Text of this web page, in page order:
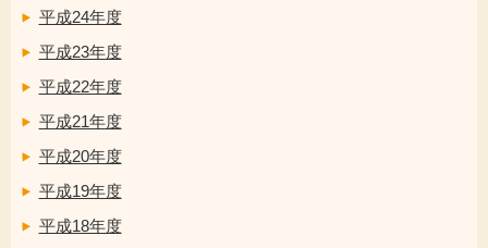
平成24年度
平成23年度
平成22年度
平成21年度
平成20年度
平成19年度
平成18年度